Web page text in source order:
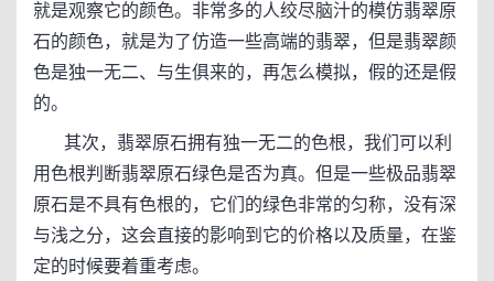
就是观察它的颜色。非常多的人绞尽脑汁的模仿翡翠原
石的颜色，就是为了仿造一些高端的翡翠，但是翡翠颜
色是独一无二、与生俱来的，再怎么模拟，假的还是假
的。
其次，翡翠原石拥有独一无二的色根，我们可以利
用色根判断翡翠原石绿色是否为真。但是一些极品翡翠
原石是不具有色根的，它们的绿色非常的匀称，没有深
与浅之分，这会直接的影响到它的价格以及质量，在鉴
定的时候要着重考虑。